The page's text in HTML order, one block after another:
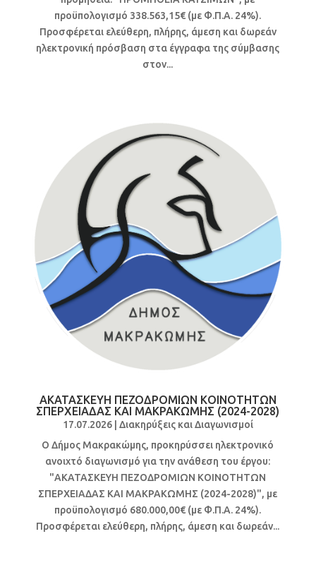
προϋπολογισμό 338.563,15€ (με Φ.Π.Α. 24%).
Προσφέρεται ελεύθερη, πλήρης, άμεση και δωρεάν
ηλεκτρονική πρόσβαση στα έγγραφα της σύμβασης
στον...
ΑΚΑΤΑΣΚΕΥΗ ΠΕΖΟΔΡΟΜΙΩΝ ΚΟΙΝΟΤΗΤΩΝ
ΣΠΕΡΧΕΙΑΔΑΣ ΚΑΙ ΜΑΚΡΑΚΩΜΗΣ (2024-2028)
17.07.2026| Διακηρύξεις και Διαγωνισμοί
Ο Δήμος Μακρακώμης, προκηρύσσει ηλεκτρονικό
ανοιχτό διαγωνισμό για την ανάθεση του έργου:
"ΑΚΑΤΑΣΚΕΥΗ ΠΕΖΟΔΡΟΜΙΩΝ ΚΟΙΝΟΤΗΤΩΝ
ΣΠΕΡΧΕΙΑΔΑΣ ΚΑΙ ΜΑΚΡΑΚΩΜΗΣ (2024-2028)", με
προϋπολογισμό 680.000,00€ (με Φ.Π.Α. 24%).
Προσφέρεται ελεύθερη, πλήρης, άμεση και δωρεάν...